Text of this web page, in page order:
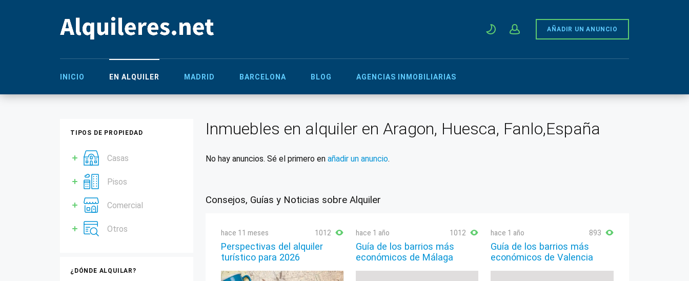
AÑADIR UN ANUNCIO
INICIO EN ALQUILER MADRID BARCELONA BLOG AGENCIAS INMOBILIARIAS
TIPOS DE PROPIEDAD
Casas
Pisos
Comercial
Otros
¿DÓNDE ALQUILAR?
Inmuebles en alquiler en Aragon, Huesca, Fanlo,España
No hay anuncios. Sé el primero en añadir un anuncio.
Consejos, Guías y Noticias sobre Alquiler
hace 11 meses 1012
Perspectivas del alquiler
turístico para 2026
hace 1 año 1012
Guía de los barrios más
económicos de Málaga
hace 1 año 893
Guía de los barrios más
económicos de Valencia